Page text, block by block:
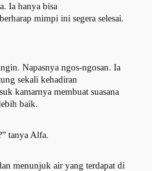
Ia hanya bisa
mimpi ini segera selesai.
Napasnya ngos-ngosan. Ia
sekali kehadiran
kamarnya membuat suasana
baik.
tanya Alfa.
menunjuk air yang terdapat di